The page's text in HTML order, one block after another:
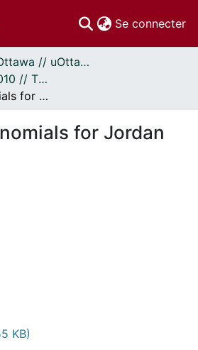
Se connecter
Thèses uOttawa // uOttawa Theses
Thèses, 1910 - 2010 // Theses, 1910 - 2010
Central polynomials for Jordan algebras.
for Jordan
KB)